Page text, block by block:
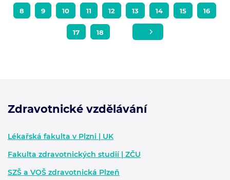
8 9 10 11 12 13 14 15 16
17 18
Zdravotnické vzdělávání
Lékařská fakulta v Plzni | UK
Fakulta zdravotnických studií | ZČU
SZŠ a VOŠ zdravotnická Plzeň